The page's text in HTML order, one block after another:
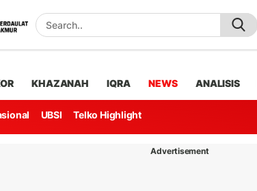
KHAZANAH IQRA NEWS ANALISIS
UBSI Telko Highlight
Advertisement